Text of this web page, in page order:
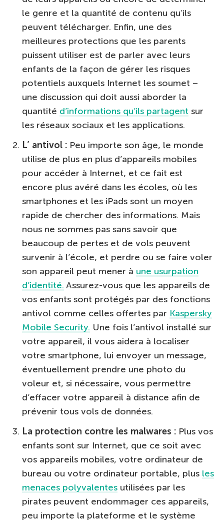
le genre et la quantité de contenu qu’ils
peuvent télécharger. Enfin, une des
meilleures protections que les parents
puissent utiliser est de parler avec leurs
enfants de la façon de gérer les risques
potentiels auxquels Internet les soumet –
une discussion qui doit aussi aborder la
quantité d’informations qu’ils partagent sur
les réseaux sociaux et les applications.
L’ antivol : Peu importe son âge, le monde
utilise de plus en plus d’appareils mobiles
pour accéder à Internet, et ce fait est
encore plus avéré dans les écoles, où les
smartphones et les iPads sont un moyen
rapide de chercher des informations. Mais
nous ne sommes pas sans savoir que
beaucoup de pertes et de vols peuvent
survenir à l’école, et perdre ou se faire voler
son appareil peut mener à une usurpation
d’identité. Assurez-vous que les appareils de
vos enfants sont protégés par des fonctions
antivol comme celles offertes par Kaspersky
Mobile Security. Une fois l’antivol installé sur
votre appareil, il vous aidera à localiser
votre smartphone, lui envoyer un message,
éventuellement prendre une photo du
voleur et, si nécessaire, vous permettre
d’effacer votre appareil à distance afin de
prévenir tous vols de données.
La protection contre les malwares : Plus vos
enfants sont sur Internet, que ce soit avec
vos appareils mobiles, votre ordinateur de
bureau ou votre ordinateur portable, plus les
menaces polyvalentes utilisées par les
pirates peuvent endommager ces appareils,
peu importe la plateforme et le système